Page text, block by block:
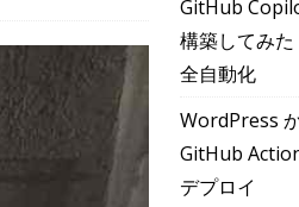
GitHub
構築してみ
全自動化
WordPress
GitHub
デプロイ